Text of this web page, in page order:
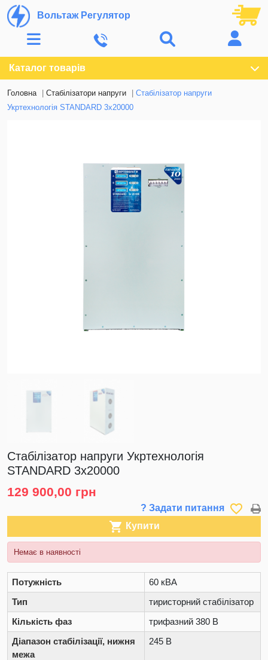
Вольтаж Регулятор
Каталог товарів
Головна Стабілізатори напруги
Стабілізатор напруги
Укртехнологія STANDARD 3х20000
Стабілізатор напруги Укртехнологія
STANDARD 3х20000
129 900,00 грн
? Задати питання favorite_border
 Купити
Немає в наявності
Потужність
60 кВА
Тип
тиристорний стабілізатор
Кількість фаз
трифазний 380 В
Діапазон стабілізації, нижня
межа
245 В